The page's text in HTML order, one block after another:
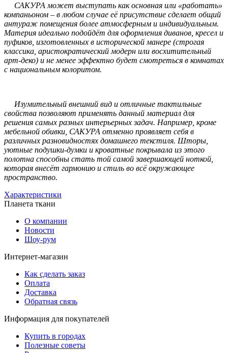
САКУРА может выступать как основная или «работать»
компаньоном – в любом случае её присутствие сделает общий
антураж помещения более атмосферным и индивидуальным.
Материя идеально подойдёт для оформления диванов, кресел и
пуфиков, изготовленных в исторической манере (строгая
классика, аристократический модерн или восхитительный
арт-деко) и не менее эффектно будет смотреться в комнатах
с национальным колоритом.
Изумительный внешний вид и отличные тактильные
свойства позволяют применять данный материал для
решения самых разных интерьерных задач. Например, кроме
мебельной обивки, САКУРА отменно проявляет себя в
различных разновидностях домашнего текстиля. Шторы,
уютные подушки-думки и кроватные покрывала из этого
полотна способны стать той самой завершающей ноткой,
которая внесёт гармонию и стиль во всё окружающее
пространство.
Характеристики
Планета ткани
О компании
Новости
Шоу-рум
Интернет-магазин
Как сделать заказ
Оплата
Доставка
Обратная связь
Информация для покупателей
Купить в городах
Полезные советы